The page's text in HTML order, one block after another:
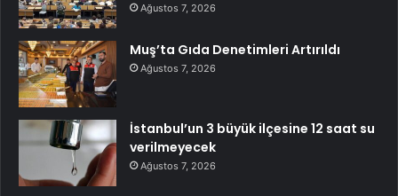
Ağustos 7, 2026
Muş’ta Gıda Denetimleri Artırıldı
Ağustos 7, 2026
İstanbul’un 3 büyük ilçesine 12 saat su
verilmeyecek
Ağustos 7, 2026